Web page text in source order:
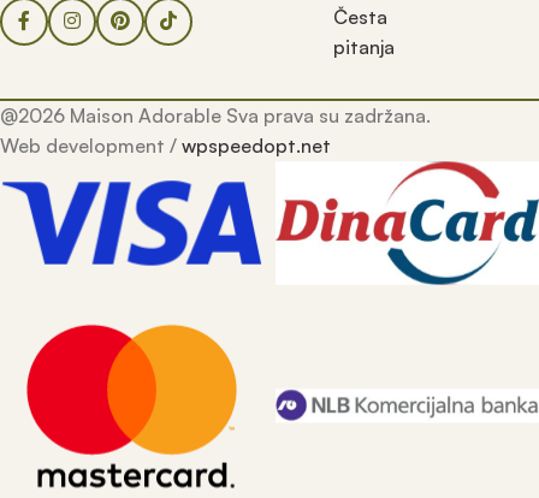
Česta
pitanja
@2026 Maison Adorable Sva prava su zadržana.
Web development / wpspeedopt.net